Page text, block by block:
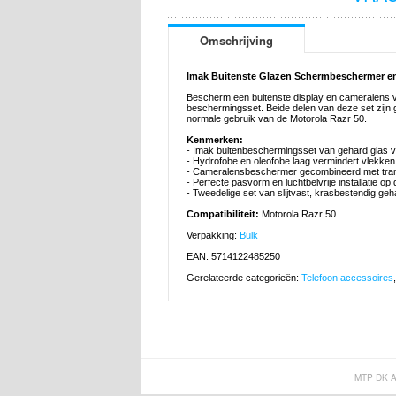
Omschrijving
Imak Buitenste Glazen Schermbeschermer
Bescherm een buitenste display en
beschermingsset. Beide delen van deze set
normale gebruik van de Motorola Razr 50.
Kenmerken:
- Imak buitenbeschermingsset van gehard glas
- Hydrofobe en oleofobe laag vermindert
- Cameralensbeschermer gecombineerd met
- Perfecte pasvorm en luchtbelvrije installatie op
- Tweedelige set van slijtvast, krasbestendig
Compatibiliteit: Motorola Razr 50
Verpakking: Bulk
EAN: 5714122485250
Gerelateerde categorieën: Telefoon accessoires
MTP DK